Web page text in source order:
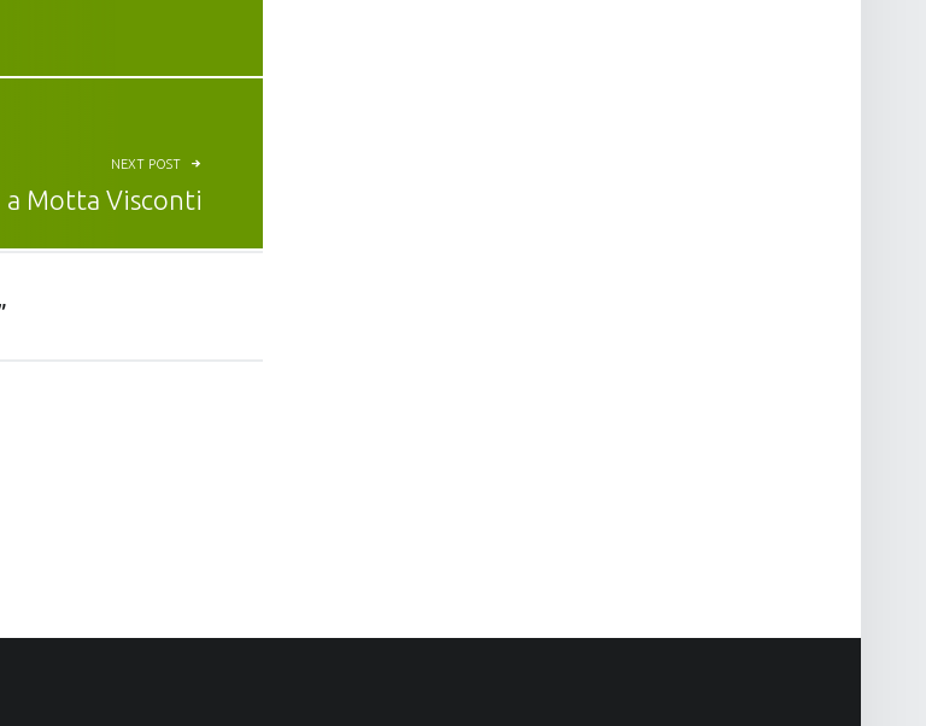
NEXT POST
a Motta Visconti